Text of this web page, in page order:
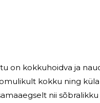
on kokkuhoidva ja
kokku ning